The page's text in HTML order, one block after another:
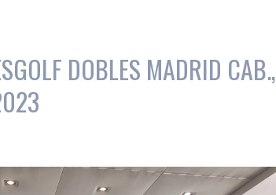
DOBLES MADRID CAB.,